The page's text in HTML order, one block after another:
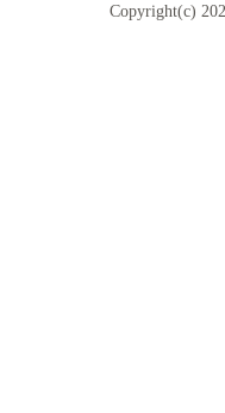
Copyright(c)